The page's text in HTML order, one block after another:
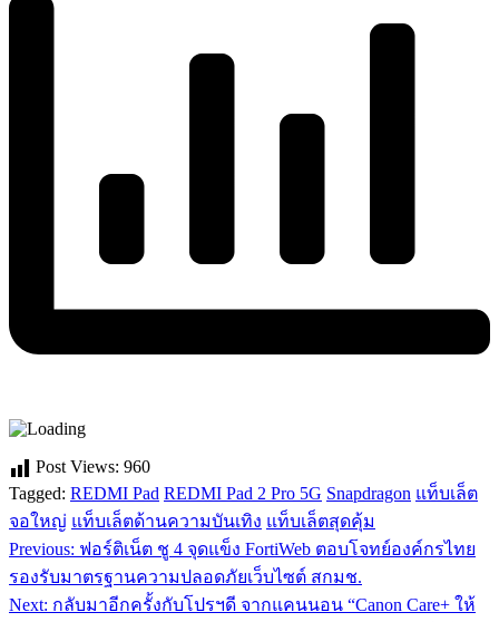
Post Views: 960
Tagged: REDMI Pad REDMI Pad 2 Pro 5G Snapdragon แท็บเล็ต
จอใหญ่ แท็บเล็ตด้านความบันเทิง แท็บเล็ตสุดคุ้ม
แนะแนว
เรื่อง
Previous: ฟอร์ติเน็ต ชู 4 จุดแข็ง FortiWeb ตอบโจทย์องค์กรไทย
รองรับมาตรฐานความปลอดภัยเว็บไซต์ สกมช.
Next: กลับมาอีกครั้งกับโปรฯดี จากแคนนอน “Canon Care+ ให้